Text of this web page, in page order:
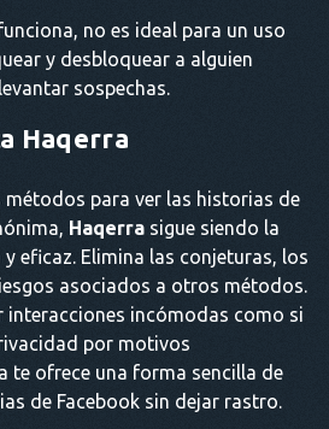
no es ideal para un uso
y desbloquear a alguien
sospechas.
Haqerra
métodos para ver las historias de
Haqerra sigue siendo la
eficaz. Elimina las conjeturas, los
asociados a otros métodos.
interacciones incómodas como si
por motivos
te ofrece una forma sencilla de
de Facebook sin dejar rastro.